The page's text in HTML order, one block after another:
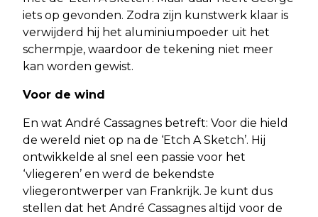
iets op gevonden. Zodra zijn kunstwerk klaar is
verwijderd hij het aluminiumpoeder uit het
schermpje, waardoor de tekening niet meer
kan worden gewist.
Voor de wind
En wat André Cassagnes betreft: Voor die hield
de wereld niet op na de ‘Etch A Sketch’. Hij
ontwikkelde al snel een passie voor het
‘vliegeren’ en werd de bekendste
vliegerontwerper van Frankrijk. Je kunt dus
stellen dat het André Cassagnes altijd voor de